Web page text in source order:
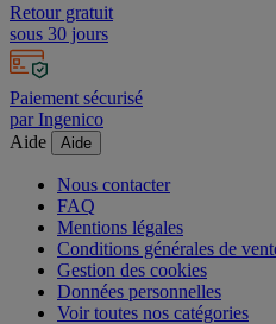
Retour gratuit
sous 30 jours
Paiement sécurisé
par Ingenico
Aide
Aide
Nous contacter
FAQ
Mentions légales
Conditions générales de
Gestion des cookies
Données personnelles
Voir toutes nos catégories